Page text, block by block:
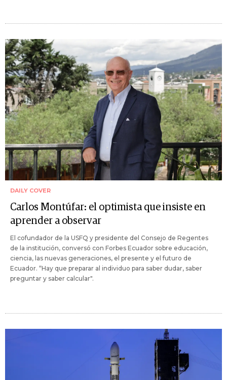
DAILY COVER
Carlos Montúfar: el optimista que insiste en
aprender a observar
El cofundador de la USFQ y presidente del Consejo de Regentes
de la institución, conversó con Forbes Ecuador sobre educación,
ciencia, las nuevas generaciones, el presente y el futuro de
Ecuador. “Hay que preparar al individuo para saber dudar, saber
preguntar y saber calcular".